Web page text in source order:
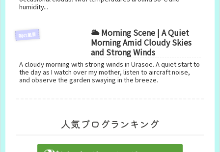
humidity...
朝の風景
🌥️ Morning Scene | A Quiet
Morning Amid Cloudy Skies
and Strong Winds
A cloudy morning with strong winds in Urasoe. A quiet start to
the day as I watch over my mother, listen to aircraft noise,
and observe the garden swaying in the breeze.
人気ブログランキング